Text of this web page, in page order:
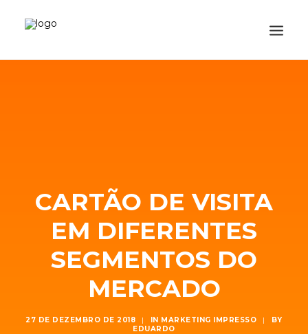
CARTÃO DE VISITA
EM DIFERENTES
SEGMENTOS DO
MERCADO
27 DE DEZEMBRO DE 2018 | IN MARKETING IMPRESSO |
BY
EDUARDO